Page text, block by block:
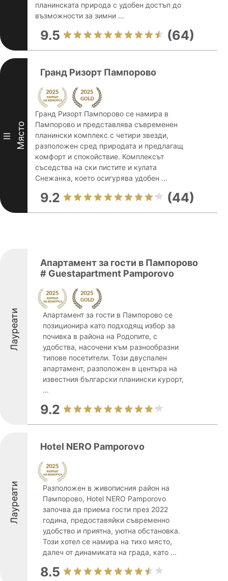
планинската природа с удобен достъп до
възможности за зимни ...
9.5 (64)
III Място
Гранд Ризорт Пампорово
Гранд Ризорт Пампорово се намира в
Пампорово и представлява съвременен
планински комплекс с четири звезди,
разположен сред природата и предлагащ
комфорт и спокойствие. Комплексът
съседства на ски пистите и кулата
Снежанка, което осигурява удобен ...
9.2 (44)
Лауреати
Апартамент за гости в Пампорово
# Guestapartment Pamporovo
Апартамент за гости в Пампорово се
позиционира като подходящ избор за
почивка в района на Родопите, с
удобства, насочени към разнообразни
типове посетители. Този двуспален
апартамент, разположен в центъра на
известния български планински курорт,
...
9.2
Лауреати
Hotel NERO Pamporovo
Разположен в живописния район на
Пампорово, Hotel NERO Pamporovo
започва да приема гости през 2022
година, предоставяйки съвременно
удобство и приятна, уютна обстановка.
Този хотел се намира на тихо място,
далеч от динамиката на града, като ...
8.5